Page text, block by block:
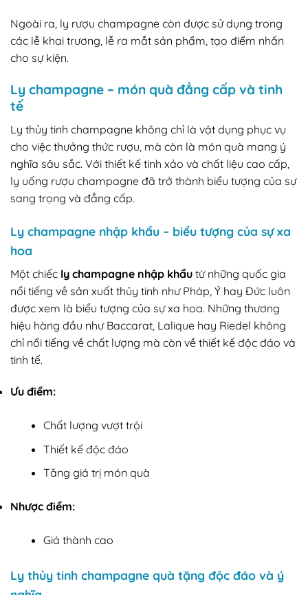
Ngoài ra, ly rượu champagne còn được sử dụng trong
các lễ khai trương, lễ ra mắt sản phẩm, tạo điểm nhấn
cho sự kiện.
Ly champagne – món quà đẳng cấp và tinh
tế
Ly thủy tinh champagne không chỉ là vật dụng phục vụ
cho việc thưởng thức rượu, mà còn là món quà mang ý
nghĩa sâu sắc. Với thiết kế tinh xảo và chất liệu cao cấp,
ly uống rượu champagne đã trở thành biểu tượng của sự
sang trọng và đẳng cấp.
Ly champagne nhập khẩu – biểu tượng của sự xa
hoa
Một chiếc ly champagne nhập khẩu từ những quốc gia
nổi tiếng về sản xuất thủy tinh như Pháp, Ý hay Đức luôn
được xem là biểu tượng của sự xa hoa. Những thương
hiệu hàng đầu như Baccarat, Lalique hay Riedel không
chỉ nổi tiếng về chất lượng mà còn về thiết kế độc đáo và
tinh tế.
Ưu điểm:
Chất lượng vượt trội
Thiết kế độc đáo
Tăng giá trị món quà
Nhược điểm:
Giá thành cao
Ly thủy tinh champagne quà tặng độc đáo và ý